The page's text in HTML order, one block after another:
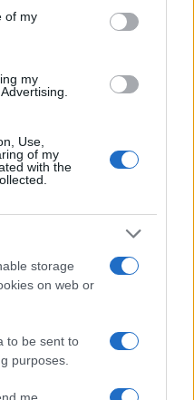
of my
my
Use,
of my
with the
storage
on web or
to be sent to
purposes.
me
επόμενα 24ωρα:
έως 9 μποφόρ και